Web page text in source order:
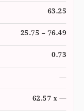
63.25
25.75 – 76.49
0.73
—
62.57 x —